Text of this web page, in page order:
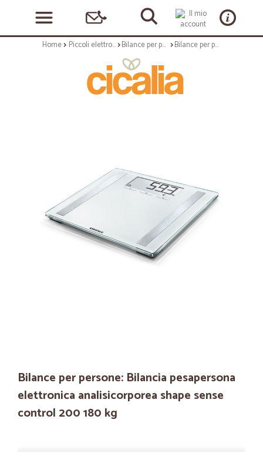
Home Piccoli elettrodomestici Bilance per persone Bilance per persone: Bilancia pesapersona elettronica analisicorporea shape sense control 200 180 kg
Bilance per persone: Bilancia pesapersona
elettronica analisicorporea shape sense
control 200 180 kg